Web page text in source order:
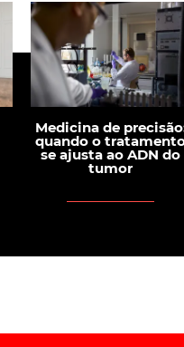
Medicina de
quando o
se ajusta ao ADN do
tumor